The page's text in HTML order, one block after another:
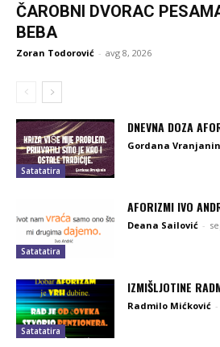
ČAROBNI DVORAC
BEBA
Zoran Todorović - avg 8, 2026
Satatatira
DNEVNA DOZA
Gordana Vranjanin
Satatatira
AFORIZMI IVO
Deana Sailović -
Satatatira
IZMIŠLJOTINE
Radmilo Mićković -